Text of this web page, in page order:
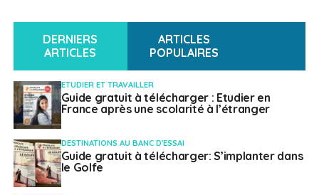
Français de l’étranger pour exercer leur mandat.
A SUIVRE
Interpellation de Richard Yung concernant
l’enlèvement d’enfants franco-japonais
NE RATEZ PAS
L’Infolettre d’Olivier Cadic, Sénateur
représentant les français établis hors de France
DERNIERS
ARTICLES
ARTICLES
POPULAIRES
ETUDIER ET TRAVAILLER
Guide gratuit à télécharger : Etudier en
France après une scolarité à l’étranger
DESTINATIONS AU BANC D'ESSAI
Guide gratuit à télécharger: S’implanter dans
le Golfe